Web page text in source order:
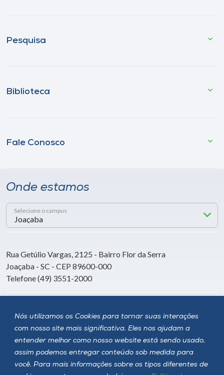
Nós utilizamos os Cookies para tornar suas interações
com nosso site mais significativa. Eles nos ajudam a
entender melhor como nosso website está sendo usado,
assim podemos entregar conteúdo sob medida para
você. Para mais informações sobre os tipos diferentes de
Pesquisa
Biblioteca
Fale Conosco
Onde estamos
Selecione o campus
Rua Getúlio Vargas, 2125 - Bairro Flor da Serra
Joaçaba - SC - CEP 89600-000
Telefone (49) 3551-2000
Siga a Unoesc